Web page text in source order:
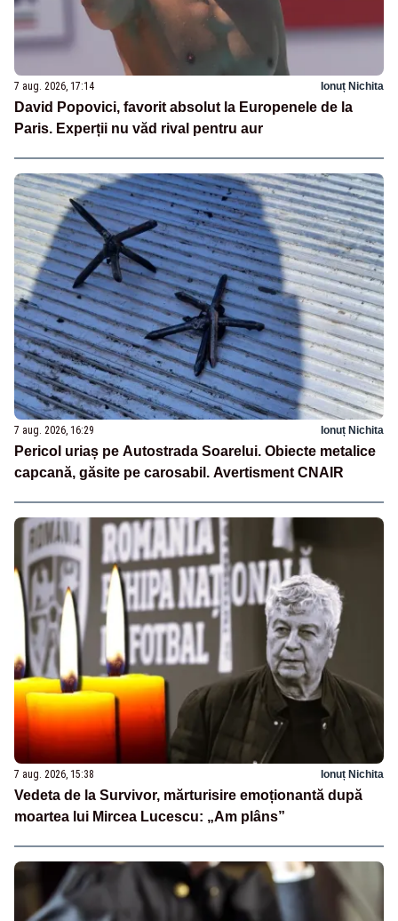
7 aug. 2026, 17:14 Ionuț Nichita
David Popovici, favorit absolut la Europenele de la
Paris. Experții nu văd rival pentru aur
7 aug. 2026, 16:29 Ionuț Nichita
Pericol uriaș pe Autostrada Soarelui. Obiecte metalice
capcană, găsite pe carosabil. Avertisment CNAIR
7 aug. 2026, 15:38 Ionuț Nichita
Vedeta de la Survivor, mărturisire emoționantă după
moartea lui Mircea Lucescu: „Am plâns”